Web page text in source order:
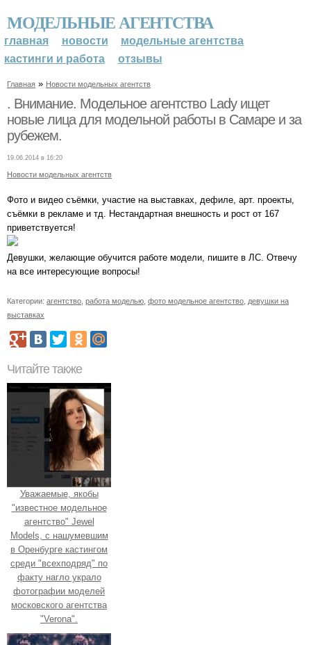
МОДЕЛЬНЫЕ АГЕНТСТВА
главная новости
модельные агентства
кастинги и работа
отзывы
Главная » Новости модельных агентств
. Внимание. Модельное агентство Lady ищет
новые лица для модельной работы в Самаре и за
рубежем.
19.06.2014 в 16:20
Новости модельных агентств
Фото и видео съёмки, участие на выставках, дефиле, арт. проекты,
съёмки в рекламе и тд. Нестандартная внешность и рост от 167
приветствуется!
Девушки, желающие обучится работе модели, пишите в ЛС. Отвечу
на все интересующие вопросы!
Категории: агентство работа моделью фото модельное агентство девушки на
выставках
Читайте также
Уважаемые, якобы
"известное модельное
агентство" Jewel
Models, с нашумевшим
в Оренбурге кастингом
среди "всехподряд" по
факту нагло украло
фотографии моделей
московского агентства
"Verona".